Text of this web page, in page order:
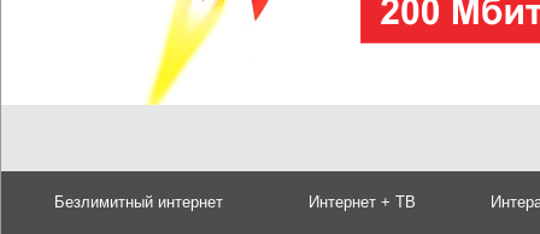
Безлимитный интернет Интернет + ТВ